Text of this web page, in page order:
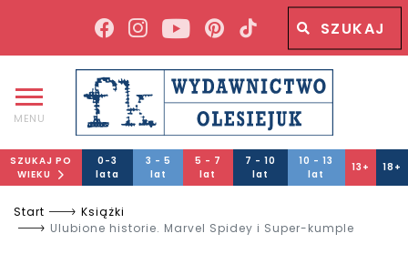
Wyszukiwana fraza
MENU
SZUKAJ PO
WIEKU
0-3
lata
3 - 5
lat
5 - 7
lat
7 - 10
lat
10 - 13
lat
13+ 18+
Start
Książki
Ulubione historie. Marvel Spidey i Super-kumple